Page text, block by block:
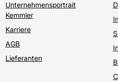
Unternehmensportrait
Kemmler
Karriere
AGB
Lieferanten